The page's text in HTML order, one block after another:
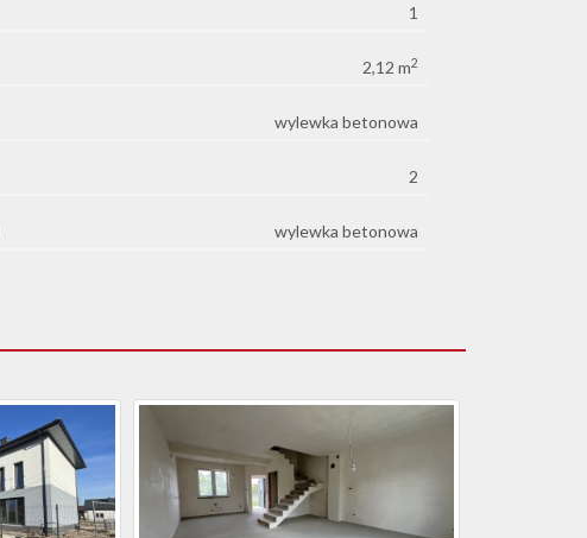
1
2,12 m2
wylewka betonowa
2
wylewka betonowa